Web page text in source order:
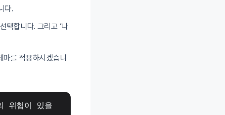
다.
택합니다. 그리고 ‘나
를 적용하시겠습니
위험이 있을